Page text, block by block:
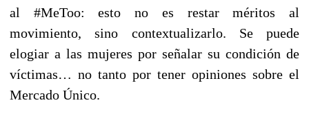
al #MeToo: esto no es restar méritos al
movimiento, sino contextualizarlo. Se puede
elogiar a las mujeres por señalar su condición de
víctimas… no tanto por tener opiniones sobre el
Mercado Único.